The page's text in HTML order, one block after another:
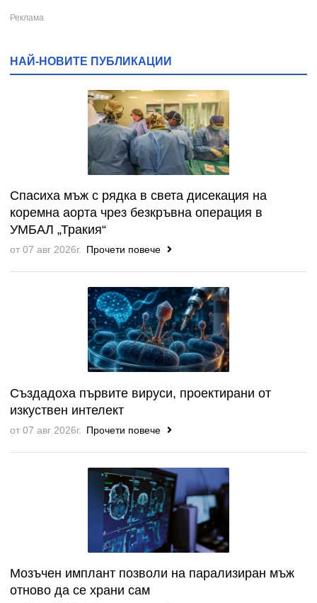
НАЙ-НОВИТЕ ПУБЛИКАЦИИ
Спасиха мъж с рядка в света дисекация на
коремна аорта чрез безкръвна операция в
УМБАЛ „Тракия“
от 07 авг 2026г. Прочети повече
Създадоха първите вируси, проектирани от
изкуствен интелект
от 07 авг 2026г. Прочети повече
Мозъчен имплант позволи на парализиран мъж
отново да се храни сам